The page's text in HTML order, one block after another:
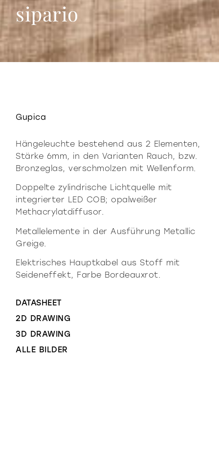
sipario
sipario
Gupica
Hängeleuchte bestehend aus 2 Elementen,
Stärke 6mm, in den Varianten Rauch, bzw.
Bronzeglas, verschmolzen mit Wellenform.
Doppelte zylindrische Lichtquelle mit
integrierter LED COB; opalweißer
Methacrylatdiffusor.
Metallelemente in der Ausführung Metallic
Greige.
Elektrisches Hauptkabel aus Stoff mit
Seideneffekt, Farbe Bordeauxrot.
DATASHEET
2D DRAWING
3D DRAWING
ALLE BILDER